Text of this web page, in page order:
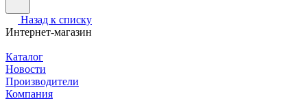
Назад к списку
Интернет-магазин
Каталог
Новости
Производители
Компания